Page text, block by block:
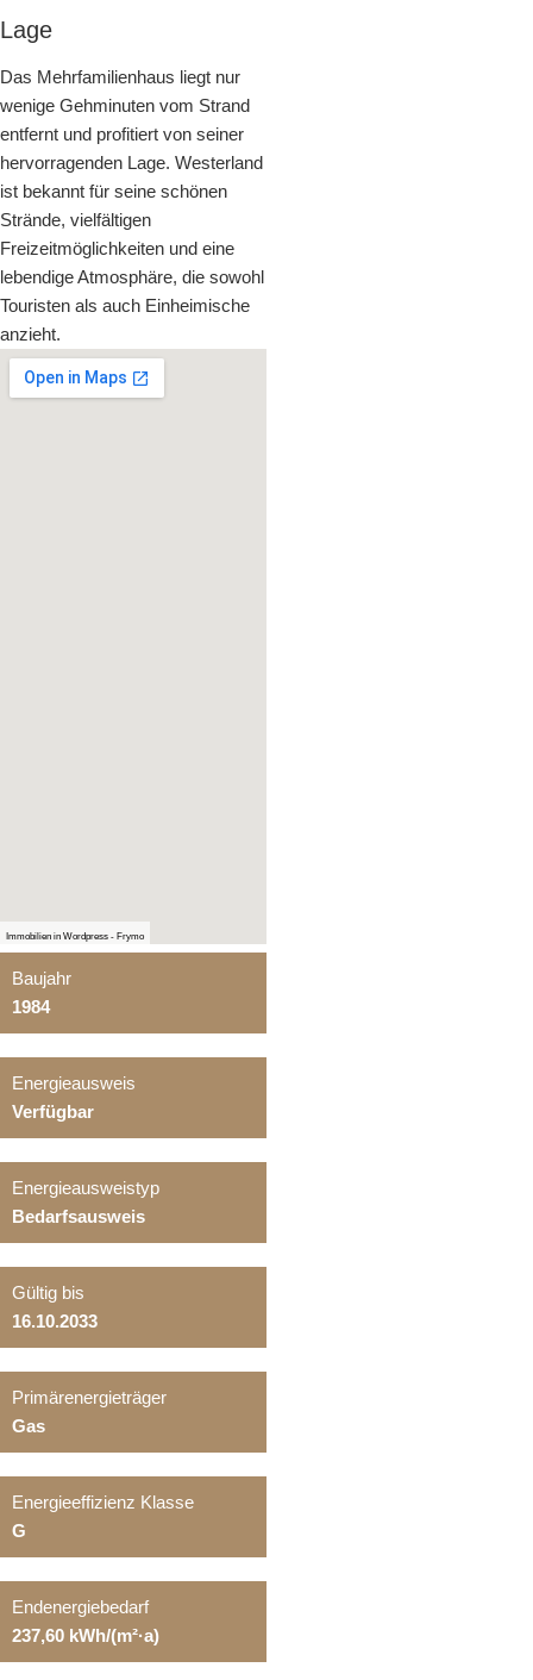
Lage
Das Mehrfamilienhaus liegt nur
wenige Gehminuten vom Strand
entfernt und profitiert von seiner
hervorragenden Lage. Westerland
ist bekannt für seine schönen
Strände, vielfältigen
Freizeitmöglichkeiten und eine
lebendige Atmosphäre, die sowohl
Touristen als auch Einheimische
anzieht.
Immobilien in Wordpress - Frymo
Baujahr
1984
Energieausweis
Verfügbar
Energie­ausweistyp
Bedarfsausweis
Gültig bis
16.10.2033
Primärenergieträger
Gas
Energieeffizienz Klasse
G
Endenergiebedarf
237,60 kWh/(m²·a)